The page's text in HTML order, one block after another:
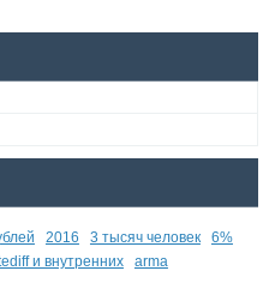
2016 3 тысяч человек
6%
и внутренних arma